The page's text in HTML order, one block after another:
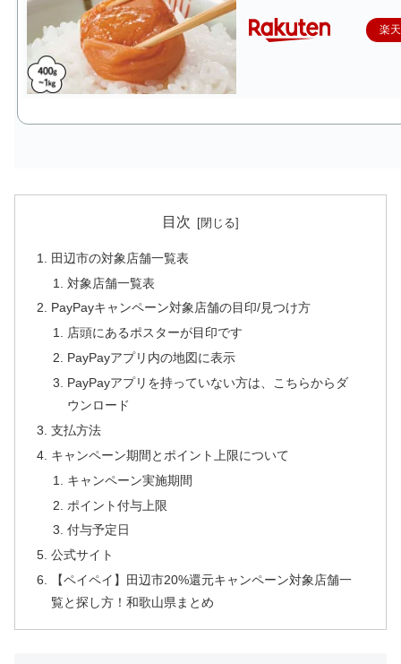
楽
目次
田辺市の対象店舗一覧表
対象店舗一覧表
PayPayキャンペーン対象店舗の目印/見つけ方
店頭にあるポスターが目印です
PayPayアプリ内の地図に表示
PayPayアプリを持っていない方は、こちらからダ
ウンロード
支払方法
キャンペーン期間とポイント上限について
キャンペーン実施期間
ポイント付与上限
付与予定日
公式サイト
【ペイペイ】田辺市20%還元キャンペーン対象店舗一
覧と探し方！和歌山県まとめ